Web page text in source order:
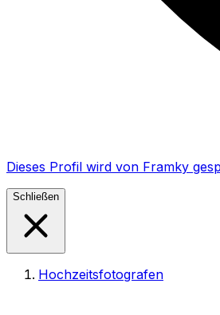
Dieses Profil wird von Framky
Schließen
Hochzeitsfotografen